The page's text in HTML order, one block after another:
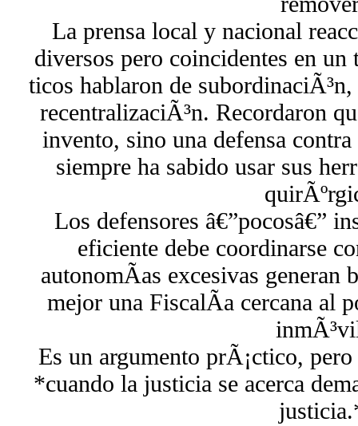
La prensa local y nacional
diversos pero coincidentes en
ticos hablaron de
recentralizaciÃ³n. Recordaron
invento, sino una defensa
siempre ha sabido usar sus
Los defensores â€”pocosâ€”
eficiente debe coordinarse
autonomÃ­as excesivas generan
mejor una FiscalÃ­a cercana al
Es un argumento prÃ¡ctico,
*cuando la justicia se acerca